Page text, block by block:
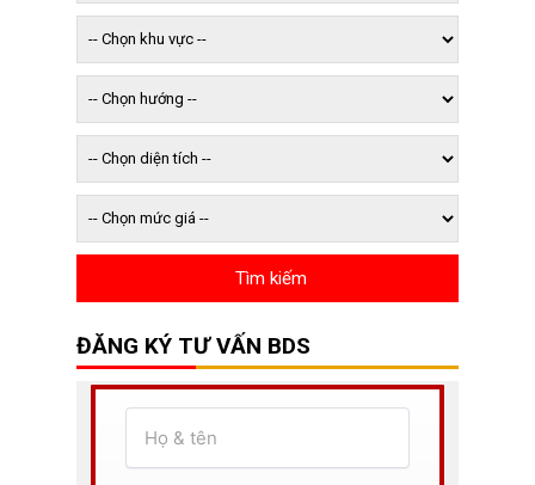
ĐĂNG KÝ TƯ VẤN BDS